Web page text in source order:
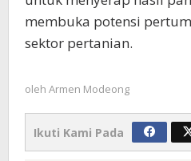
membuka potensi
sektor pertanian.
oleh Armen Modeong
Ikuti Kami Pada